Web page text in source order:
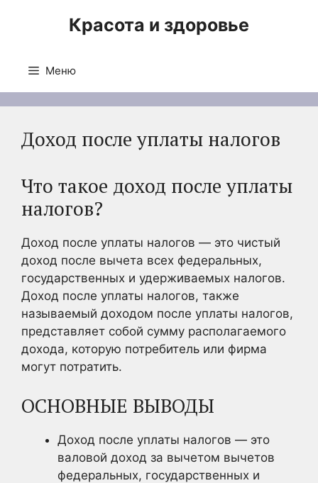
Красота и здоровье
Меню
Доход после уплаты налогов
Что такое доход после уплаты
налогов?
Доход после уплаты налогов — это чистый
доход после вычета всех федеральных,
государственных и удерживаемых налогов.
Доход после уплаты налогов, также
называемый доходом после уплаты налогов,
представляет собой сумму располагаемого
дохода, которую потребитель или фирма
могут потратить.
ОСНОВНЫЕ ВЫВОДЫ
Доход после уплаты налогов — это
валовой доход за вычетом вычетов
федеральных, государственных и